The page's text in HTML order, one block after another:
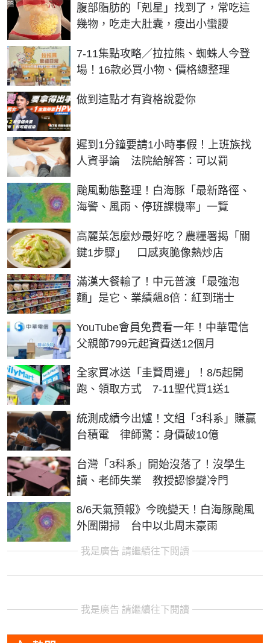
腹部脂肪的「剋星」找到了，常吃這
幾物，吃走大肚囊，瘦出小蠻腰
PR
7-11集點攻略／拉拉熊、蜘蛛人今登
場！16款必買小物、價格總整理
做到這點才有資格說愛你
PR
遲到1分鐘要請1小時事假！上班族找
人資爭論 法院給解答：可以罰
颱風動態整理！白海豚「最新路徑、
海警、風雨、停班課機率」一覽
高麗菜怎麼炒最好吃？農糧署揭「關
鍵1步驟」 口感爽脆像熱炒店
滿漢大餐輸了！中元普渡「最強泡
麵」是它、業績飆8倍：紅到瑞士
YouTube會員免費看一年！中華電信
父親節799元起資費送12個月
全家買冰送「圭賢周邊」！8/5起開
跑、領取方式 7-11聖代買1送1
統測成績今出爐！文組「3科系」賺贏
台積電 律師驚：身價破10億
台灣「3科系」開始沒落了！沒學生
讀、老師失業 教授認慘變冷門
8/6天氣預報》今晚變天！白海豚颱風
外圍開掃 台中以北周末豪雨
我是廣告 請繼續往下閱讀
我是廣告 請繼續往下閱讀